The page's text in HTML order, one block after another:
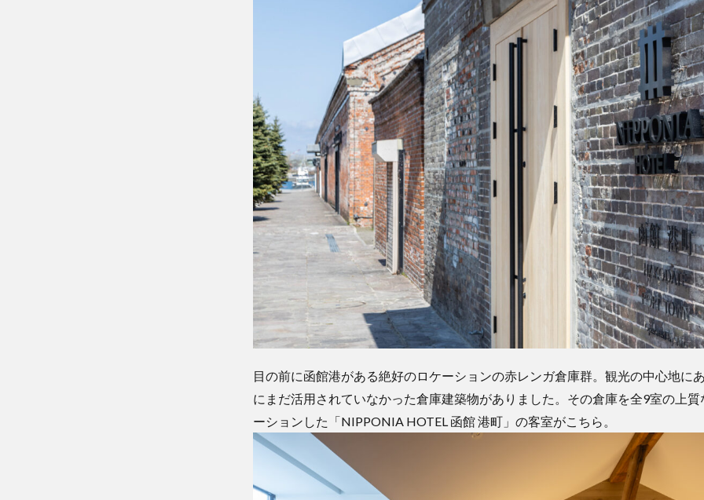
目の前に函館港がある絶好のロケーションの赤レンガ倉庫群。観光の中心地に
にまだ活用されていなかった倉庫建築物がありました。その倉庫を全9室の上
ーションした「NIPPONIA HOTEL 函館 港町」の客室がこちら。